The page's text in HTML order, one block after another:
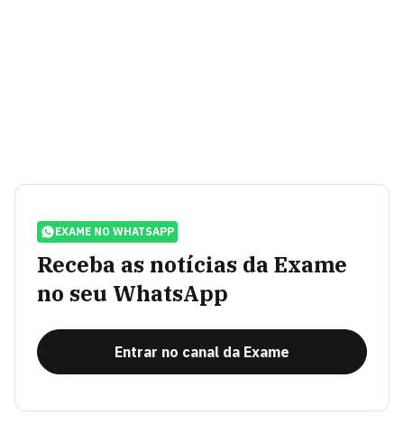
EXAME NO WHATSAPP
Receba as notícias da Exame
no seu WhatsApp
Entrar no canal da Exame